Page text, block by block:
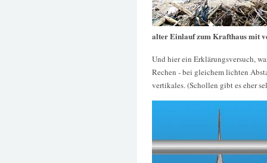
alter Einlauf zum Krafthaus mit
Und hier ein Erklärungsversuch,
Rechen - bei gleichem lichten
vertikales. (Schollen gibt es eher